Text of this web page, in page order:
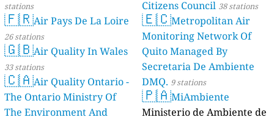
stations
🇫🇷Air Pays De La Loire
26 stations
🇬🇧Air Quality In Wales
33 stations
🇨🇦Air Quality Ontario -
The Ontario Ministry Of
The Environment And
Citizens Council 38 stations
🇪🇨Metropolitan Air
Monitoring Network Of
Quito Managed By
Secretaria De Ambiente
DMQ. 9 stations
🇵🇦MiAmbiente
Ministerio de Ambiente de